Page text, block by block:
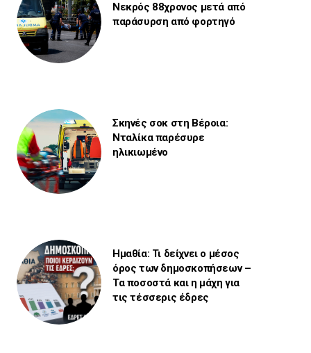
Νεκρός 88χρονος μετά από
παράσυρση από φορτηγό
Σκηνές σοκ στη Βέροια:
Νταλίκα παρέσυρε
ηλικιωμένο
Ημαθία: Τι δείχνει ο μέσος
όρος των δημοσκοπήσεων –
Τα ποσοστά και η μάχη για
τις τέσσερις έδρες